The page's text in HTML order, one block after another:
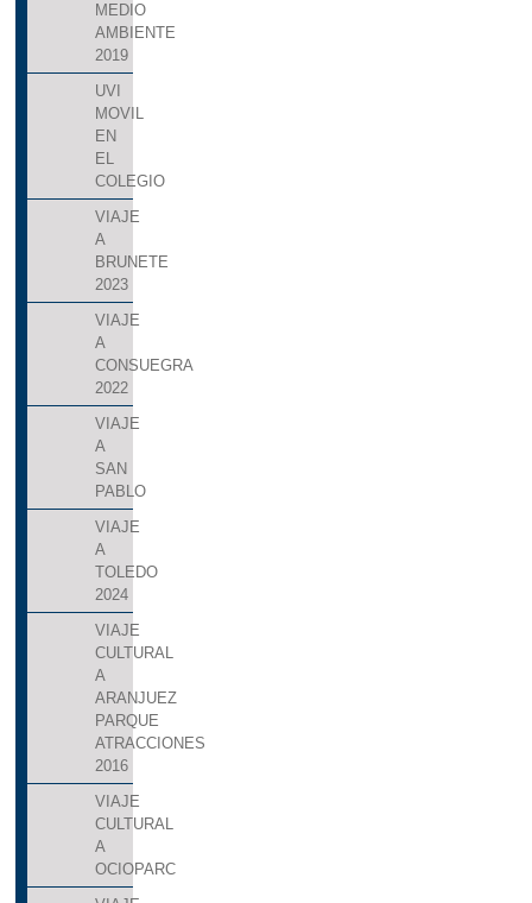
MEDIO
AMBIENTE
2019
UVI
MOVIL
EN
EL
COLEGIO
VIAJE
A
BRUNETE
2023
VIAJE
A
CONSUEGRA
2022
VIAJE
A
SAN
PABLO
VIAJE
A
TOLEDO
2024
VIAJE
CULTURAL
A
ARANJUEZ
PARQUE
ATRACCIONES
2016
VIAJE
CULTURAL
A
OCIOPARC